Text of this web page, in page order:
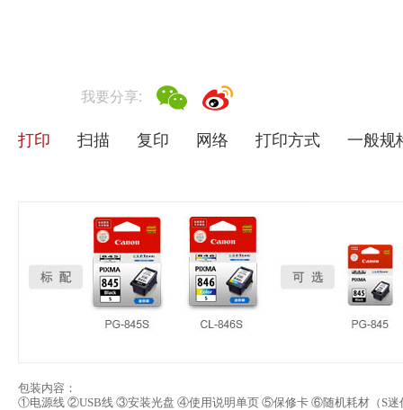
我要分享:
打印 扫描 复印 网络 打印方式 一般规
包装内容：
①电源线 ②USB线 ③安装光盘 ④使用说明单页 ⑤保修卡 ⑥随机耗材（S迷